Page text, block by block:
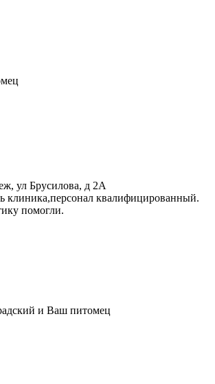
ул Брусилова, д 2А
клиника,персонал квалифицированный.
помогли.
и Ваш питомец